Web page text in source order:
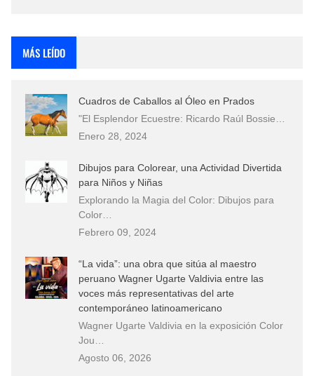
Que significan los cuadros de negras africanas?
El mundo del arte en pintura surrealista
MÁS LEÍDO
Cuadros de Caballos al Óleo en Prados
"El Esplendor Ecuestre: Ricardo Raúl Bossie…
Enero 28, 2024
Dibujos para Colorear, una Actividad Divertida
para Niños y Niñas
Explorando la Magia del Color: Dibujos para
Color…
Febrero 09, 2024
“La vida”: una obra que sitúa al maestro
peruano Wagner Ugarte Valdivia entre las
voces más representativas del arte
contemporáneo latinoamericano
Wagner Ugarte Valdivia en la exposición Color
Jou…
Agosto 06, 2026